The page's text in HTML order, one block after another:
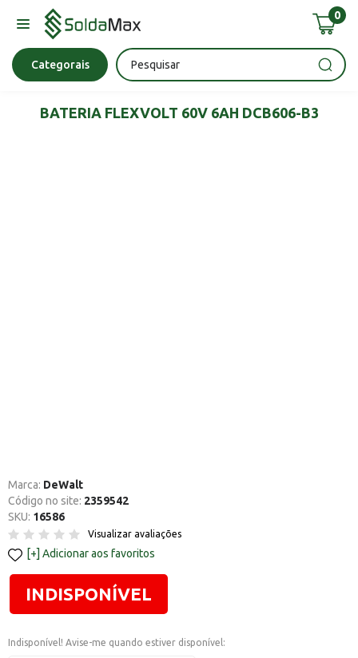
0
Categorais
Bateria Chave Impacto Esmerilhadeira
BATERIA FLEXVOLT 60V 6AH DCB606-B3
Marca: DeWalt
Código no site: 2359542
SKU: 16586
Visualizar avaliações
Adicionar aos favoritos
INDISPONÍVEL
Indisponível! Avise-me quando estiver disponível: